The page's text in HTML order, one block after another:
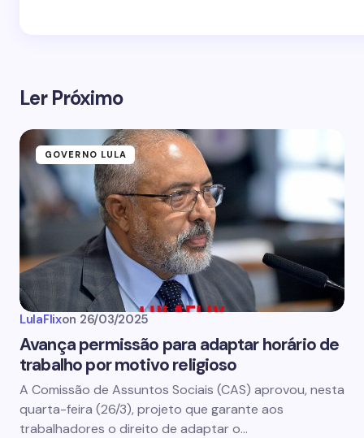
Ler Próximo
GOVERNO LULA
LulaFlixon 26/03/2025
Avança permissão para adaptar horário de
trabalho por motivo religioso
A Comissão de Assuntos Sociais (CAS) aprovou, nesta
quarta-feira (26/3), projeto que garante aos
trabalhadores o direito de adaptar o…